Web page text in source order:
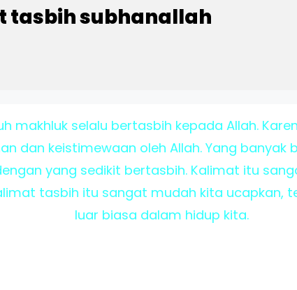
tasbih subhanallah
makhluk selalu bertasbih kepada Allah.
dan keistimewaan oleh Allah. Yang
yang sedikit bertasbih. Kalimat itu
tasbih itu sangat mudah kita ucapkan,
luar biasa dalam hidup kita.